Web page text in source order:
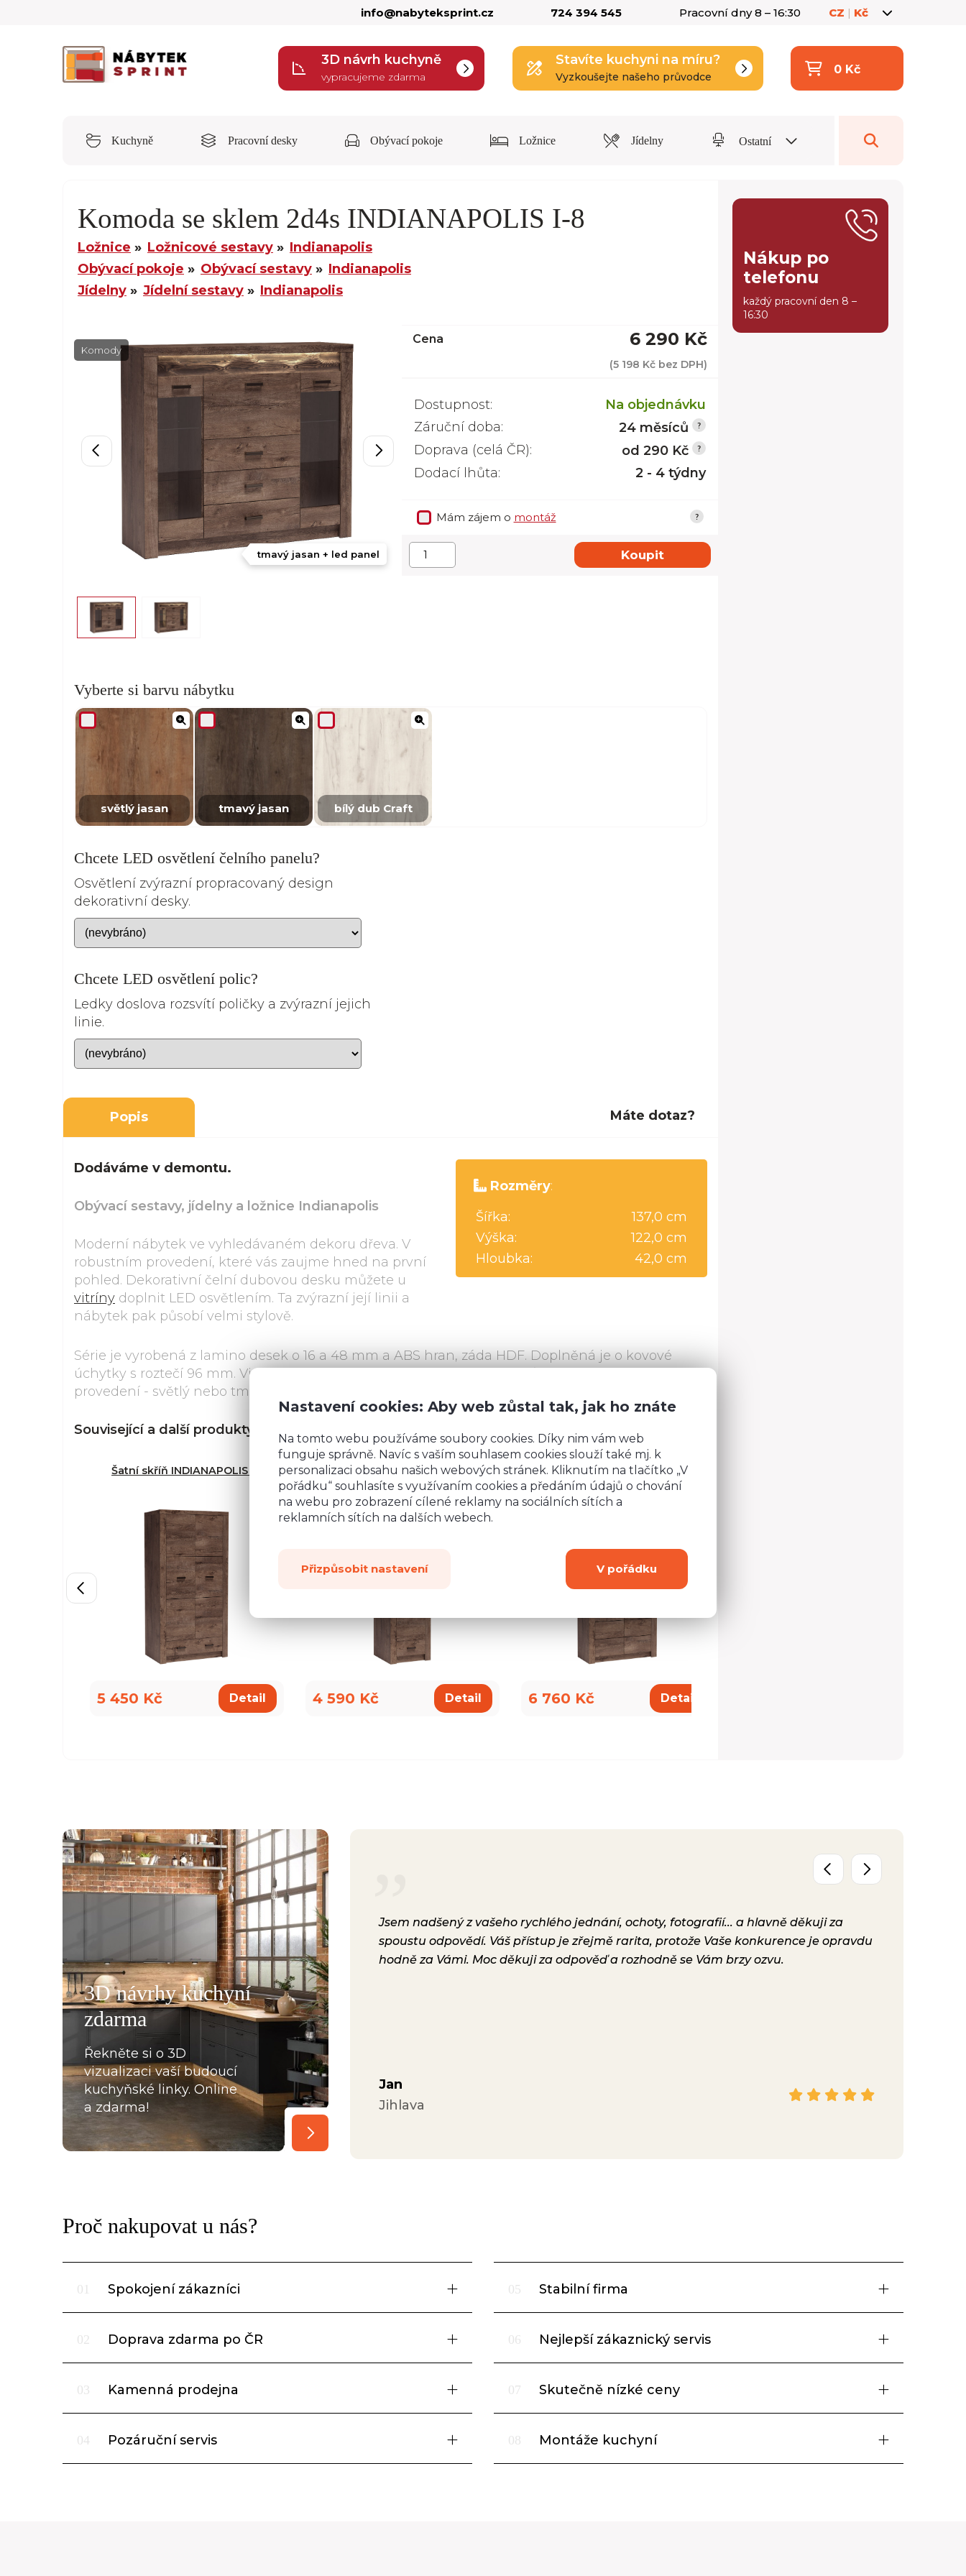
info@nabyteksprint.cz 724 394 545 Pracovní dny 8 – 16:30 CZ | Kč
3D návrh kuchyně
vypracujeme zdarma
Stavíte kuchyni na míru?
Vyzkoušejte našeho průvodce
0 Kč
Kuchyně Pracovní desky Obývací pokoje Ložnice Jídelny Ostatní
Komoda se sklem 2d4s INDIANAPOLIS I-8
Ložnice Ložnicové sestavy
Indianapolis
Obývací pokoje
Obývací sestavy
Indianapolis
Jídelny
Jídelní sestavy Indianapolis
Komody
tmavý jasan + led panel tmavý jasan + led panel + LED police
Cena 6 290 Kč
(5 198 Kč bez DPH)
Dostupnost:
Na objednávku
Záruční doba:
24 měsíců
Doprava (celá ČR):
od 290 Kč
Dodací lhůta:
2 - 4 týdny
Mám zájem o montáž
Koupit
Vyberte si barvu nábytku
světlý jasan tmavý jasan bílý dub Craft
Chcete LED osvětlení čelního panelu?
Osvětlení zvýrazní propracovaný design
dekorativní desky.
Chcete LED osvětlení polic?
Ledky doslova rozsvítí poličky a zvýrazní jejich
linie.
Popis Máte dotaz?
Rozměry:
Šířka:
137,0 cm
Výška:
122,0 cm
Hloubka:
42,0 cm
Dodáváme v demontu.
Obývací sestavy, jídelny a ložnice Indianapolis
Moderní nábytek ve vyhledávaném dekoru dřeva. V
robustním provedení, které vás zaujme hned na první
pohled. Dekorativní čelní dubovou desku můžete u
vitríny doplnit LED osvětlením. Ta zvýrazní její linii a
nábytek pak působí velmi stylově.
Série je vyrobená z lamino desek o 16 a 48 mm a ABS hran, záda HDF. Doplněná je o kovové
úchytky s roztečí 96 mm. Vitríny mají výplň z tvrzeného skla. Vybírat můžete ze tří barev
provedení - světlý nebo tmavý jasan a bílý dub Craft.
Související a další produkty z řady Indianapolis
Šatní skříň INDIANAPOLIS I-1
5 450 Kč Detail
Šatní skříň INDIANAPOLIS I-2 L/P
4 590 Kč Detail
Vitrína INDIANAPOLIS I-3
6 760 Kč Detail
Nákup po
telefonu
každý pracovní den 8 –
16:30
3D návrhy kuchyní
zdarma
Řekněte si o 3D
vizualizaci vaší budoucí
kuchyňské linky. Online
a zdarma!
deseti. Kuchyň je krásná a kvalitní. Ochotný personál,
mi pomohla se vším a komunikovala ihned, bez prodlení.
které jsme postupně upravovaly, stejně tak mi poslala i
pracovních desek a korpusů skříní. Montéři u nás strávili
s každou překážkou, která na ně ať už ze strany
křivých zdí apod., vykoukla. Nakonec při předání
Jsem nadšený z vašeho rychlého jednání, ochoty, fotografií... a hlavně děkuji za
spoustu odpovědí. Váš přístup je zřejmě rarita, protože Vaše konkurence je opravdu
hodně za Vámi. Moc děkuji za odpověď a rozhodně se Vám brzy ozvu.
Jan
Jihlava
Proč nakupovat u nás?
01 Spokojení zákazníci
02 Doprava zdarma po ČR
03 Kamenná prodejna
04 Pozáruční servis
05 Stabilní firma
06 Nejlepší zákaznický servis
07 Skutečně nízké ceny
08 Montáže kuchyní
Nastavení cookies: Aby web zůstal tak, jak ho znáte
Na tomto webu používáme soubory cookies. Díky nim vám web
funguje správně. Navíc s vaším souhlasem cookies slouží také mj. k
personalizaci obsahu našich webových stránek. Kliknutím na tlačítko „V
pořádku“ souhlasíte s využívaním cookies a předáním údajů o chování
na webu pro zobrazení cílené reklamy na sociálních sítích a
reklamních sítích na dalších webech.
Přizpůsobit nastavení V pořádku